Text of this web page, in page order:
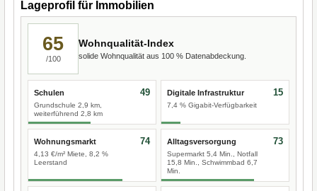
Lageprofil für Immobilien
65
/100
Wohnqualität-Index
solide Wohnqualität aus 100 % Datenabdeckung.
Schulen
Grundschule 2,9 km,
weiterführend 2,8 km
49 Digitale Infrastruktur
7,4 % Gigabit-Verfügbarkeit
15
Wohnungsmarkt
4,13 €/m² Miete, 8,2 %
Leerstand
74 Alltagsversorgung
Supermarkt 5,4 Min., Notfall
15,8 Min., Schwimmbad 6,7
Min.
73